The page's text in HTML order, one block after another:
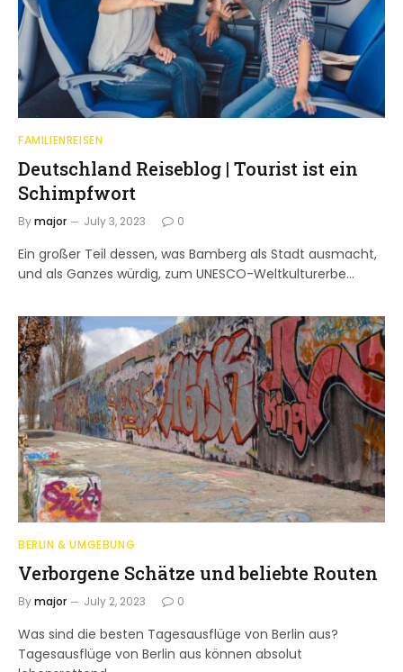
FAMILIENREISEN
Deutschland Reiseblog | Tourist ist ein
Schimpfwort
Bymajor July 3, 2023 0
Ein großer Teil dessen, was Bamberg als Stadt ausmacht,
und als Ganzes würdig, zum UNESCO-Weltkulturerbe…
BERLIN & UMGEBUNG
Verborgene Schätze und beliebte Routen
Bymajor July 2, 2023 0
Was sind die besten Tagesausflüge von Berlin aus?
Tagesausflüge von Berlin aus können absolut